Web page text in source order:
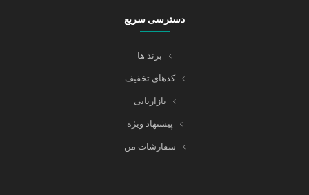
دسترسی سریع
برند ها
کدهای تخفیف
بازاریابی
پیشنهاد ویژه
سفارشات من